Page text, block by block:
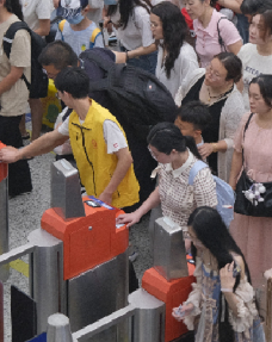
品 便利灣區居民
星將粉嶺揮桿 為香港行畫圓滿句號